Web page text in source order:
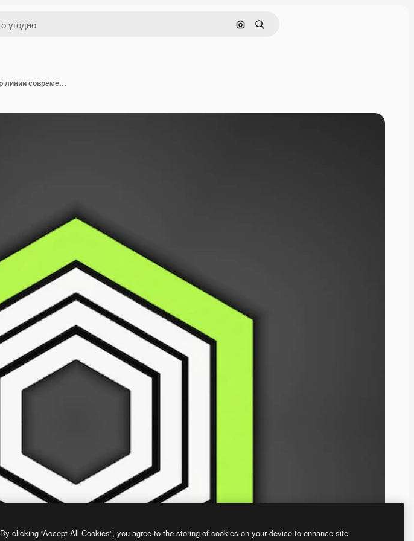
Поиск по изображению
Поиск
Белые и зеленые прямые полосы на сером фоне. 3d узор линии современный дизайн, перспективы геометрические фигуры полосы
By clicking “Accept All Cookies”, you agree to the storing of cookies on your device to enhance site